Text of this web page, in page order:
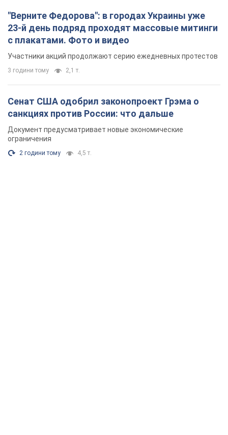
"Верните Федорова": в городах Украины уже
23-й день подряд проходят массовые митинги
с плакатами. Фото и видео
Участники акций продолжают серию ежедневных протестов
3 години тому 2,1 т.
Сенат США одобрил законопроект Грэма о
санкциях против России: что дальше
Документ предусматривает новые экономические
ограничения
2 години тому 4,5 т.